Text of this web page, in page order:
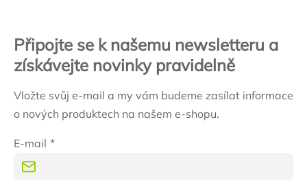
Připojte se k našemu newsletteru a
získávejte novinky pravidelně
Vložte svůj e-mail a my vám budeme zasílat informace
o nových produktech na našem e-shopu.
E-mail